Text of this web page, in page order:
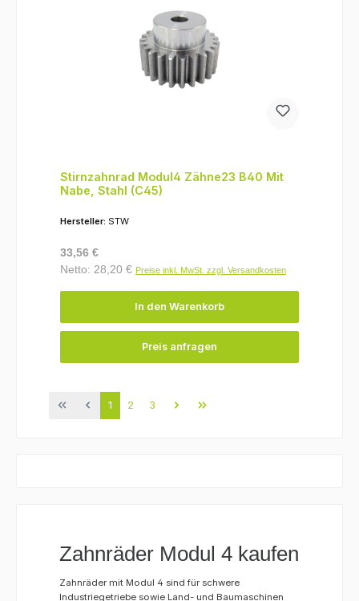
Stirnzahnrad Modul4 Zähne23 B40 Mit
Nabe, Stahl (C45)
Hersteller: STW
Regulärer Preis:
33,56 €
Netto: 28,20 € Preise inkl. MwSt. zzgl. Versandkosten
In den Warenkorb
Preis anfragen
Seite
1 Seite
2 Seite
3
Zahnräder Modul 4 kaufen
Zahnräder mit Modul 4 sind für schwere
Industriegetriebe sowie Land- und Baumaschinen